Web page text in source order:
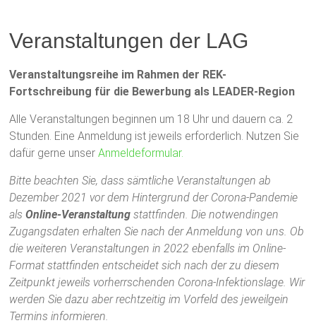
Veranstaltungen der LAG
Veranstaltungsreihe im Rahmen der REK-
Fortschreibung für die Bewerbung als LEADER-Region
Alle Veranstaltungen beginnen um 18 Uhr und dauern ca. 2
Stunden. Eine Anmeldung ist jeweils erforderlich. Nutzen Sie
dafür gerne unserAnmeldeformular.
Bitte beachten Sie, dass sämtliche Veranstaltungen ab
Dezember 2021 vor dem Hintergrund der Corona-Pandemie
alsOnline-Veranstaltung stattfinden. Die notwendingen
Zugangsdaten erhalten Sie nach der Anmeldung von uns. Ob
die weiteren Veranstaltungen in 2022 ebenfalls im Online-
Format stattfinden entscheidet sich nach der zu diesem
Zeitpunkt jeweils vorherrschenden Corona-Infektionslage. Wir
werden Sie dazu aber rechtzeitig im Vorfeld des jeweilgein
Termins informieren.